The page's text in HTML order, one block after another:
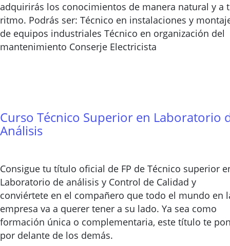
adquirirás los conocimientos de manera natural y a
ritmo. Podrás ser: Técnico en instalaciones y
de equipos industriales Técnico en organización del
mantenimiento Conserje Electricista
Curso Técnico Superior en Laboratorio
Análisis
Consigue tu título oficial de FP de Técnico superior
Laboratorio de análisis y Control de Calidad y
conviértete en el compañero que todo el mundo en
empresa va a querer tener a su lado. Ya sea como
formación única o complementaria, este título te
por delante de los demás.